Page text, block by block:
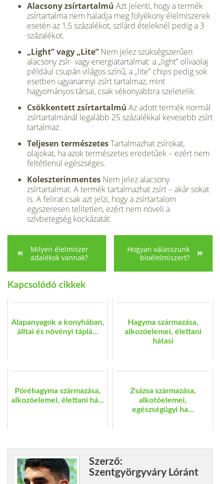
Alacsony zsírtartalmú Azt je­lenti, hogy a termék
zsírtartalma nem haladja meg folyékony élelmi­szerek
esetén az 1,5 százalékot, szi­lárd ételeknél pedig a 3
százalékot.
„Light” vagy „Lite” Nem jelez szükségszerűen
alacsony zsír- vagy energiatartalmat: a „light” olívaolaj
például csupán világos színű, a „lite” chips pedig sok
esetben ugyanannyi zsírt tartalmaz, mint
hagyományos társai, csak vékonyabbra szeletelik.
Csökkentett zsírtartalmú Az adott termék normál
zsírtartal­mánál legalább 25 százalékkal keve­sebb zsírt
tartalmaz.
Teljesen természetesTartal­mazhat zsírokat,
olajokat, ha azok természetes eredetűek – ezért nem
feltétlenül egészséges.
Koleszterinmentes Nem jelez alacsony
zsírtartalmat. A termék tartalmazhat zsírt – akár sokat
is. A felirat csak azt jelzi, hogy a zsír­tartalom
egyszeresen telítetlen, ezért nem növeli a
szívbetegség kockázatát.
Milyen élelmiszer
adalékok vannak?
Hogyan válasszunk
bioélelmiszert?
Kapcsolódó cikkek
Alapanyagok a konyhában,
álltai és növényi táplá...
Hagyma származása,
alkozóelemei, élettani
hátasi
Póréhagyma származása,
alkozóelemei, élettani há...
Zsázsa származása,
alkotóelemei,
egészségügyi ha...
Szerző:
Szentgyörgyváry Lóránt